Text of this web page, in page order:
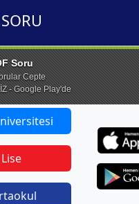
Soru
Cepte
- Google Play'de